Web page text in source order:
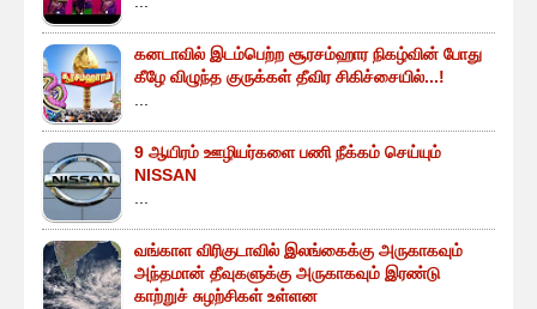
கனடாவில் இடம்பெற்ற சூரசம்ஹார நிகழ்வின் போது
கீழே விழுந்த குருக்கள் தீவிர சிகிச்சையில்...!
...
9 ஆயிரம் ஊழியர்களை பணி நீக்கம் செய்யும்
NISSAN
...
வங்காள விரிகுடாவில் இலங்கைக்கு அருகாகவும்
அந்தமான் தீவுகளுக்கு அருகாகவும் இரண்டு
காற்றுச் சுழற்சிகள் உள்ளன